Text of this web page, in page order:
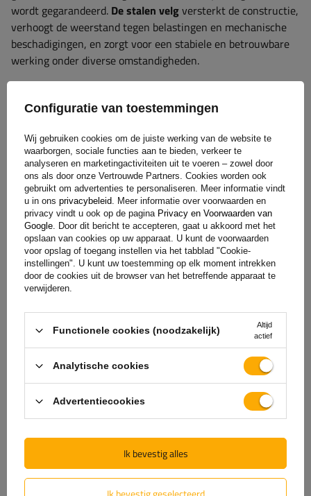
wordt gegarandeerd. De stalen velgversterkt de constructie,
verhoogt de weerstand tegen belastingen en mechanische
beschadigingen, en zorgt voor een stabiele en betrouwbare
werking onder diverse omstandigheden.
Bescherming tegen corrosie
Het neuswiel en de klem zijn gemaaktvanelektrolytisch
verzinktstaal, wat zorgt voor effectieve bescherming tegen
corrosie en een lange levensduur, zelfs bij intensief gebruik
buitenshuis. De zinklaag beschermt de stalen onderdelen
tegen vocht, strooizout en wisselende
weerstand van de gehele constructie tegen beschadiging
De set met neuswiel en klemis een praktische en
betrouwbare oplossingom de aanhanger te stabiliseren
wanneer deze geparkeerd staat en het manoeuvreren en
werkplaats te vergemakkelijken
. Het maakt het gemakkelijk
om de aanhanger aan de trekhaak te koppelen en los te
koppelen, en zorgt voor een nauwkeurige positionering. Het
Configuratie van toestemmingen
Wij gebruiken cookies om de juiste werking van de website te
waarborgen, sociale functies aan te bieden, verkeer te
analyseren en marketingactiviteiten uit te voeren – zowel door
ons als door onze Vertrouwde Partners. Cookies worden ook
gebruikt om advertenties te personaliseren. Meer informatie vindt
u in ons privacybeleid. Meer informatie over voorwaarden en
privacy vindt u ook op de pagina Privacy en Voorwaarden van
Google. Door dit bericht te accepteren, gaat u akkoord met het
opslaan van cookies op uw apparaat. U kunt de voorwaarden
voor opslag of toegang instellen via het tabblad "Cookie-
instellingen". U kunt uw toestemming op elk moment intrekken
door de cookies uit de browser van het betreffende apparaat te
verwijderen.
Functionele cookies (noodzakelijk)
Altijd
actief
Analytische cookies
Advertentiecookies
Ik bevestig alles